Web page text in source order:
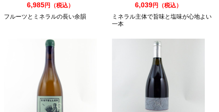
6,985円（税込）
フルーツとミネラルの長い余韻
6,039円（税込）
ミネラル主体で旨味と塩味が心地よい
一本